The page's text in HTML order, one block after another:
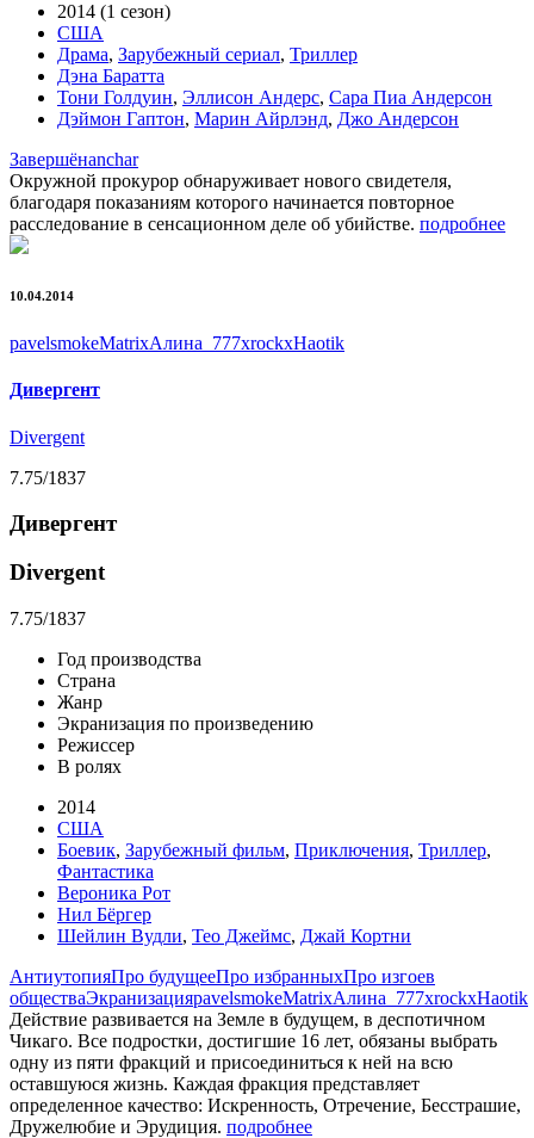
2014 (1 сезон)
США
Драма, Зарубежный сериал, Триллер
Дэна Баратта
Тони Голдуин, Эллисон Андерс, Сара Пиа Андерсон
Дэймон Гаптон, Марин Айрлэнд, Джо Андерсон
Завершёнanchar
Окружной прокурор обнаруживает нового свидетеля,
благодаря показаниям которого начинается повторное
расследование в сенсационном деле об убийстве. подробнее
10.04.2014
pavelsmokeMatrixАлина_777xrockxHaotik
Дивергент
Divergent
7.75/1837
Дивергент
Divergent
7.75/1837
Год производства
Страна
Жанр
Экранизация по произведению
Режиссер
В ролях
2014
США
Боевик, Зарубежный фильм, Приключения, Триллер,
Фантастика
Вероника Рот
Нил Бёргер
Шейлин Вудли, Тео Джеймс, Джай Кортни
АнтиутопияПро будущееПро избранныхПро изгоев
обществаЭкранизацияpavelsmokeMatrixАлина_777xrockxHaotik
Действие развивается на Земле в будущем, в деспотичном
Чикаго. Все подростки, достигшие 16 лет, обязаны выбрать
одну из пяти фракций и присоединиться к ней на всю
оставшуюся жизнь. Каждая фракция представляет
определенное качество: Искренность, Отречение, Бесстрашие,
Дружелюбие и Эрудиция. подробнее